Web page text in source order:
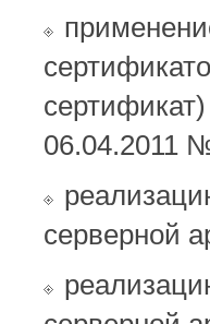
06.04.2011
серверной